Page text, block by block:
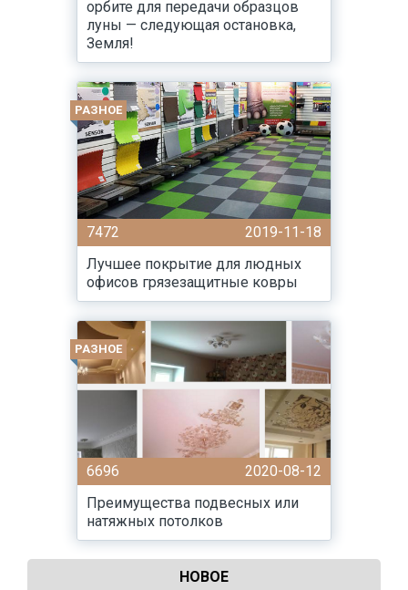
орбите для передачи образцов
луны — следующая остановка,
Земля!
РАЗНОЕ
7472
2019-11-18
Лучшее покрытие для людных
офисов грязезащитные ковры
РАЗНОЕ
6696
2020-08-12
Преимущества подвесных или
натяжных потолков
НОВОЕ